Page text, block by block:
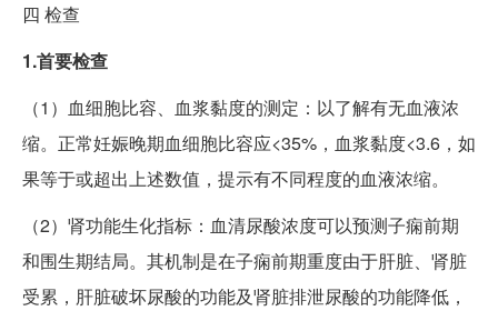
四 检查
1.首要检查
（1）血细胞比容、血浆黏度的测定：以了解有无血液浓
缩。正常妊娠晚期血细胞比容应<35%，血浆黏度<3.6，如
果等于或超出上述数值，提示有不同程度的血液浓缩。
（2）肾功能生化指标：血清尿酸浓度可以预测子痫前期
和围生期结局。其机制是在子痫前期重度由于肝脏、肾脏
受累，肝脏破坏尿酸的功能及肾脏排泄尿酸的功能降低，